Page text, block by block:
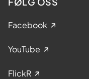
Facebook
YouTube
FlickR